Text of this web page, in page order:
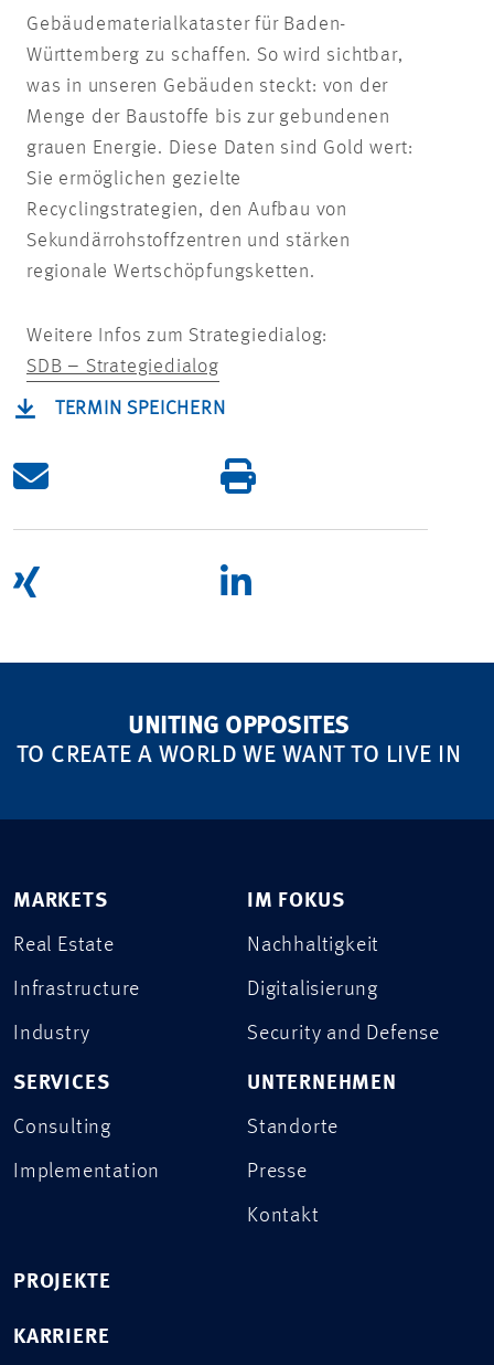
Gebäudematerialkataster für Baden-
Württemberg zu schaffen. So wird sichtbar,
was in unseren Gebäuden steckt: von der
Menge der Baustoffe bis zur gebundenen
grauen Energie. Diese Daten sind Gold wert:
Sie ermöglichen gezielte
Recyclingstrategien, den Aufbau von
Sekundärrohstoffzentren und stärken
regionale Wertschöpfungsketten.
Weitere Infos zum Strategiedialog:
SDB – Strategiedialog
TERMIN SPEICHERN
UNITING OPPOSITES
TO CREATE A WORLD WE WANT TO LIVE IN
MARKETS
Real Estate
Infrastructure
Industry
SERVICES
Consulting
Implementation
IM FOKUS
Nachhaltigkeit
Digitalisierung
Security and Defense
UNTERNEHMEN
Standorte
Presse
Kontakt
PROJEKTE
KARRIERE